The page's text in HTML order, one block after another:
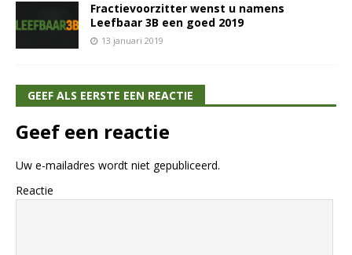
Fractievoorzitter wenst u namens
Leefbaar 3B een goed 2019
13 januari 2019
GEEF ALS EERSTE EEN REACTIE
Geef een reactie
Uw e-mailadres wordt niet gepubliceerd.
Reactie